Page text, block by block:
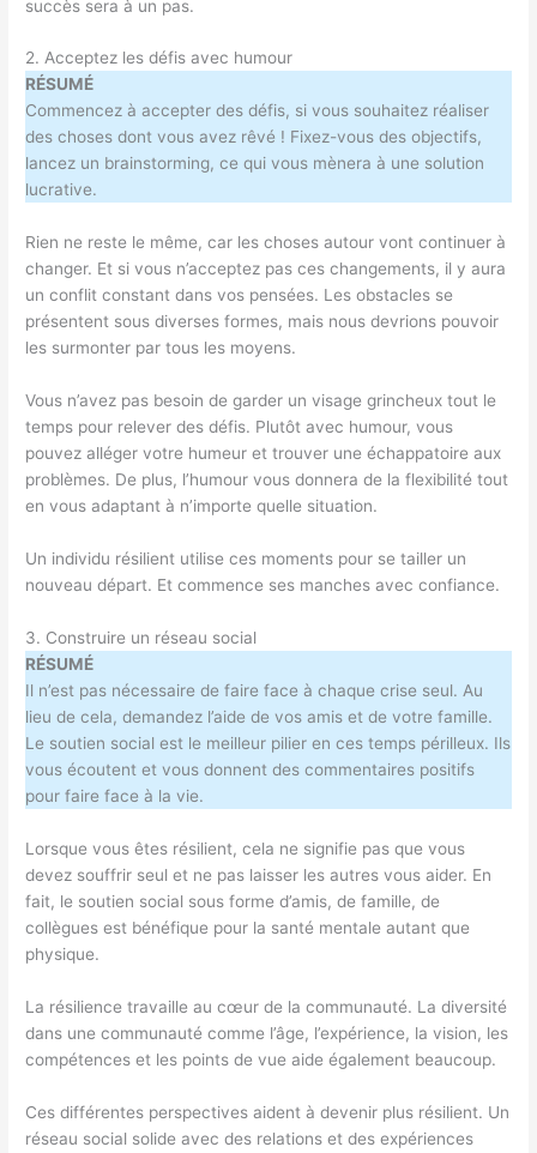
succès sera à un pas.
2. Acceptez les défis avec humour
RÉSUMÉ
Commencez à accepter des défis, si vous souhaitez réaliser
des choses dont vous avez rêvé ! Fixez-vous des objectifs,
lancez un brainstorming, ce qui vous mènera à une solution
lucrative.
Rien ne reste le même, car les choses autour vont continuer à
changer. Et si vous n’acceptez pas ces changements, il y aura
un conflit constant dans vos pensées. Les obstacles se
présentent sous diverses formes, mais nous devrions pouvoir
les surmonter par tous les moyens.
Vous n’avez pas besoin de garder un visage grincheux tout le
temps pour relever des défis. Plutôt avec humour, vous
pouvez alléger votre humeur et trouver une échappatoire aux
problèmes. De plus, l’humour vous donnera de la flexibilité tout
en vous adaptant à n’importe quelle situation.
Un individu résilient utilise ces moments pour se tailler un
nouveau départ. Et commence ses manches avec confiance.
3. Construire un réseau social
RÉSUMÉ
Il n’est pas nécessaire de faire face à chaque crise seul. Au
lieu de cela, demandez l’aide de vos amis et de votre famille.
Le soutien social est le meilleur pilier en ces temps périlleux. Ils
vous écoutent et vous donnent des commentaires positifs
pour faire face à la vie.
Lorsque vous êtes résilient, cela ne signifie pas que vous
devez souffrir seul et ne pas laisser les autres vous aider. En
fait, le soutien social sous forme d’amis, de famille, de
collègues est bénéfique pour la santé mentale autant que
physique.
La résilience travaille au cœur de la communauté. La diversité
dans une communauté comme l’âge, l’expérience, la vision, les
compétences et les points de vue aide également beaucoup.
Ces différentes perspectives aident à devenir plus résilient. Un
réseau social solide avec des relations et des expériences